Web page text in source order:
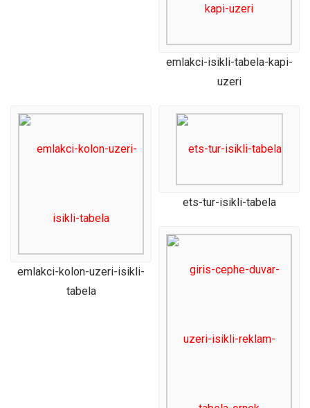
emlakci-isikli-tabela-kapi-
uzeri
emlakci-kolon-uzeri-isikli-
tabela
ets-tur-isikli-tabela